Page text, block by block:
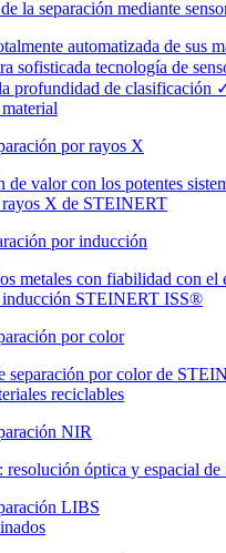
la separación mediante
automatizada de sus
sofisticada tecnología de
profundidad de clasificación
por rayos X
de valor con los potentes
rayos X de STEINERT
por inducción
metales con fiabilidad con el
inducción STEINERT ISS®
por color
separación por color de
reciclables
NIR
resolución óptica y espacial de
LIBS